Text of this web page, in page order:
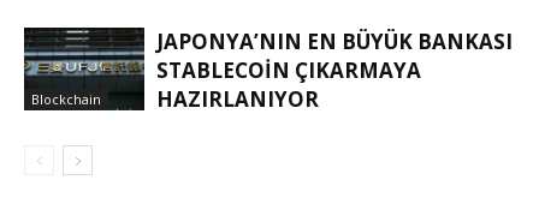
Blockchain
JAPONYA’NIN EN BÜYÜK BANKASI
STABLECOIN ÇIKARMAYA
HAZIRLANIYOR